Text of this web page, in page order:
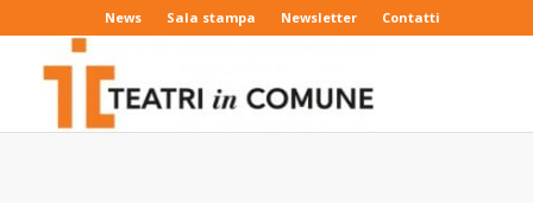
News Sala stampa Newsletter Contatti